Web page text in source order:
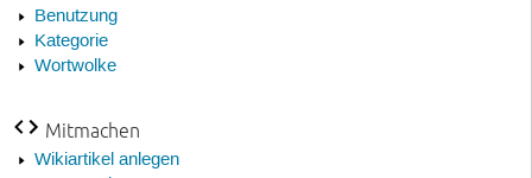
Benutzung
Kategorie
Wortwolke
Mitmachen
Wikiartikel anlegen